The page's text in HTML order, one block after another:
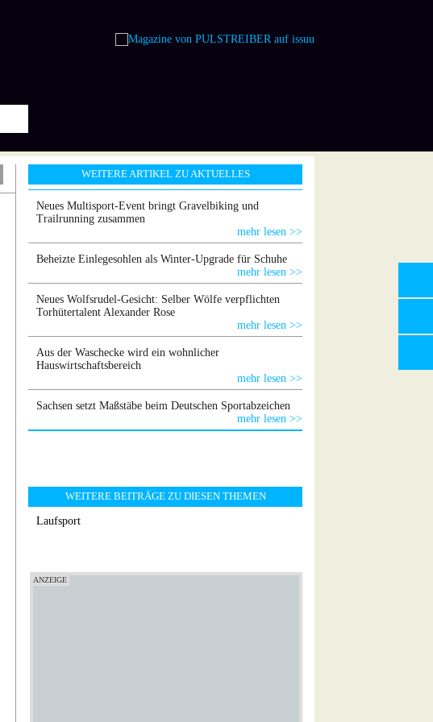
WEITERE BEITRÄGE ZU DIESEN THEMEN
Laufsport
WEITERE ARTIKEL ZU AKTUELLES
Neues Multisport-Event bringt Gravelbiking und
Trailrunning zusammen
mehr lesen >>
Beheizte Einlegesohlen als Winter-Upgrade für Schuhe
mehr lesen >>
Neues Wolfsrudel-Gesicht: Selber Wölfe verpflichten
Torhütertalent Alexander Rose
mehr lesen >>
Aus der Waschecke wird ein wohnlicher
Hauswirtschaftsbereich
mehr lesen >>
Sachsen setzt Maßstäbe beim Deutschen Sportabzeichen
mehr lesen >>